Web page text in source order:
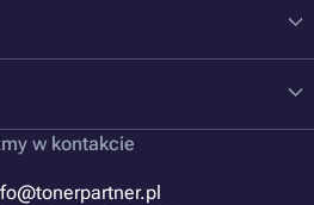
w kontakcie